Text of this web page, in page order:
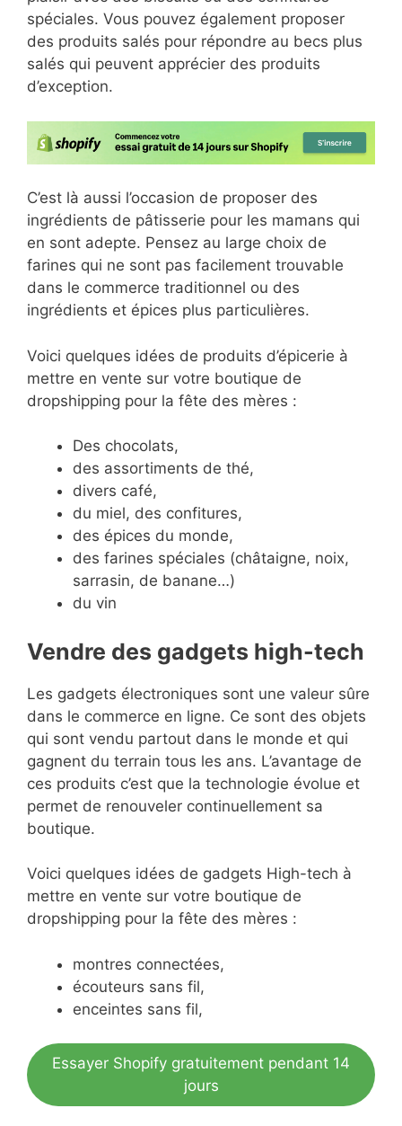
spéciales. Vous pouvez également proposer
des produits salés pour répondre au becs plus
salés qui peuvent apprécier des produits
d’exception.
C’est là aussi l’occasion de proposer des
ingrédients de pâtisserie pour les mamans qui
en sont adepte. Pensez au large choix de
farines qui ne sont pas facilement trouvable
dans le commerce traditionnel ou des
ingrédients et épices plus particulières.
Voici quelques idées de produits d’épicerie à
mettre en vente sur votre boutique de
dropshipping pour la fête des mères :
Des chocolats,
des assortiments de thé,
divers café,
du miel, des confitures,
des épices du monde,
des farines spéciales (châtaigne, noix,
sarrasin, de banane…)
du vin
Vendre des gadgets high-tech
Les gadgets électroniques sont une valeur sûre
dans le commerce en ligne. Ce sont des objets
qui sont vendu partout dans le monde et qui
gagnent du terrain tous les ans. L’avantage de
ces produits c’est que la technologie évolue et
permet de renouveler continuellement sa
boutique.
Voici quelques idées de gadgets High-tech à
mettre en vente sur votre boutique de
dropshipping pour la fête des mères :
montres connectées,
écouteurs sans fil,
enceintes sans fil,
Essayer Shopify gratuitement pendant 14
jours